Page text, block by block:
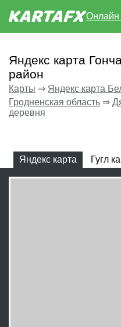
Онлайн
Яндекс карта
район
Карты ⇒ Яндекс карта
Гродненская область ⇒
деревня
Яндекс карта Гугл